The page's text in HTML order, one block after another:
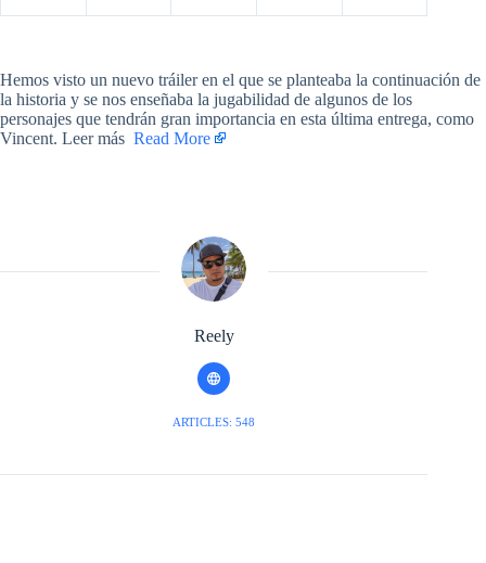
​Hemos visto un nuevo tráiler en el que se planteaba la continuación de
la historia y se nos enseñaba la jugabilidad de algunos de los
personajes que tendrán gran importancia en esta última entrega, como
Vincent. Leer más ​ Read More
Reely
ARTICLES: 548